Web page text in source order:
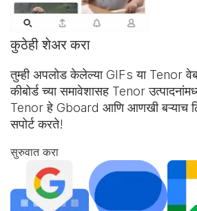
कुठेही शेअर करा
तुम्ही अपलोड केलेल्या GIFs या Tenor
कीबोर्डच्या समावेशासह Tenor
Tenor हे Gboard आणि आणखी बऱ्याच
सपोर्ट करते!
सुरुवात करा